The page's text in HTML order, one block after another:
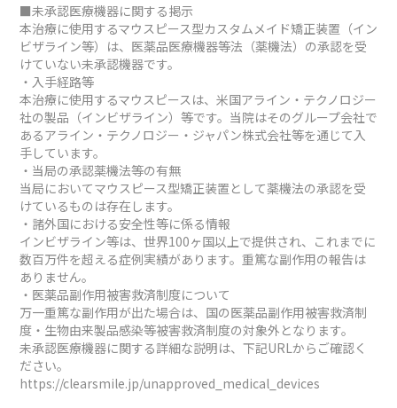
■未承認医療機器に関する掲示
本治療に使用するマウスピース型カスタムメイド矯正装置（イン
ビザライン等）は、医薬品医療機器等法（薬機法）の承認を受
けていない未承認機器です。
・入手経路等
本治療に使用するマウスピースは、米国アライン・テクノロジー
社の製品（インビザライン）等です。当院はそのグループ会社で
あるアライン・テクノロジー・ジャパン株式会社等を通じて入
手しています。
・当局の承認薬機法等の有無
当局においてマウスピース型矯正装置として薬機法の承認を受
けているものは存在します。
・諸外国における安全性等に係る情報
インビザライン等は、世界100ヶ国以上で提供され、これまでに
数百万件を超える症例実績があります。重篤な副作用の報告は
ありません。
・医薬品副作用被害救済制度について
万一重篤な副作用が出た場合は、国の医薬品副作用被害救済制
度・生物由来製品感染等被害救済制度の対象外となります。
未承認医療機器に関する詳細な説明は、下記URLからご確認く
ださい。
https://clearsmile.jp/unapproved_medical_devices